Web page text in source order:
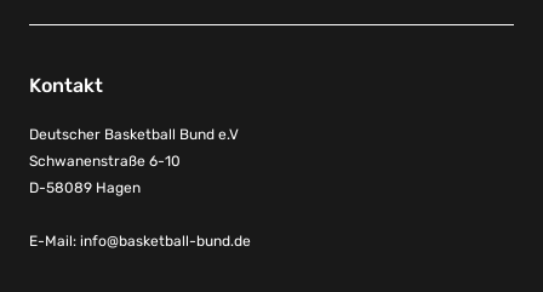
Kontakt
Deutscher Basketball Bund e.V
Schwanenstraße 6-10
D-58089 Hagen
E-Mail: info@basketball-bund.de